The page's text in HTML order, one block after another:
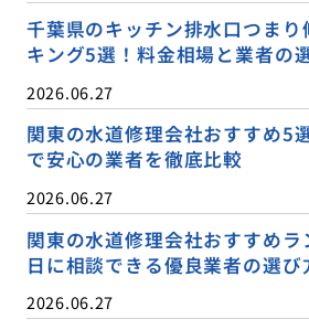
千葉県のキッチン排水口つま
キング5選！料金相場と業者の
2026.06.27
関東の水道修理会社おすすめ5
で安心の業者を徹底比較
2026.06.27
関東の水道修理会社おすすめ
日に相談できる優良業者の選び
2026.06.27